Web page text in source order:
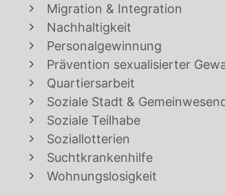
Migration & Integration
Nachhaltigkeit
Personalgewinnung
Prävention sexualisierter
Quartiersarbeit
Soziale Stadt &
Soziale Teilhabe
Soziallotterien
Suchtkrankenhilfe
Wohnungslosigkeit